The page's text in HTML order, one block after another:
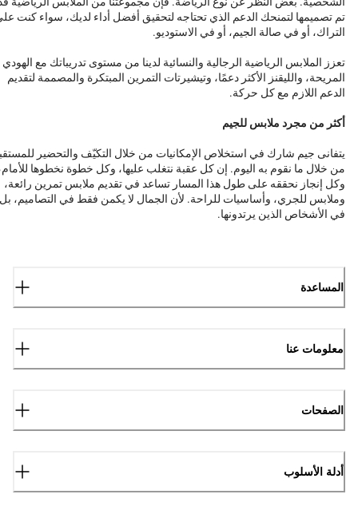
تم تصميمها لتمنحك الدعم الذي تحتاجه لتحقيق أفضل أداء لديك، سواء كنت
التراك، أو في صالة الجيم، أو في الاستوديو.
تعزز الملابس الرياضية الرجالية والنسائية لدينا من مستوى تدريباتك مع الهودي
المريحة، والليقنز الأكثر دعمًا، وتيشيرتات التمرين المبتكرة والمصممة لتقديم
الدعم اللازم مع كل حركة.
أكثر من مجرد ملابس للجيم
يتفانى جيم شارك في استخلاص الإمكانيات من خلال التكيّف والتحضير
من خلال ما نقوم به اليوم. إن كل عقبة نتغلب عليها، وكل خطوة نخطوها
وكل إنجاز نحققه على طول هذا المسار تساعد في تقديم ملابس تمرين رائعة،
وملابس للجري، وأساسيات للراحة. لأن الجمال لا يكمن فقط في التصاميم، بل
في الأشخاص الذين يرتدونها.
المساعدة
معلومات عنا
الصفحات
أدلة الأسلوب